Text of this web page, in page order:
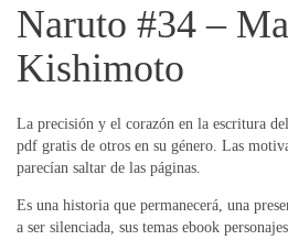
Naruto #34 –
Kishimoto
La precisión y el corazón en la escritura
pdf gratis de otros en su género. Las
parecían saltar de las páginas.
Es una historia que permanecerá, una
a ser silenciada, sus temas ebook